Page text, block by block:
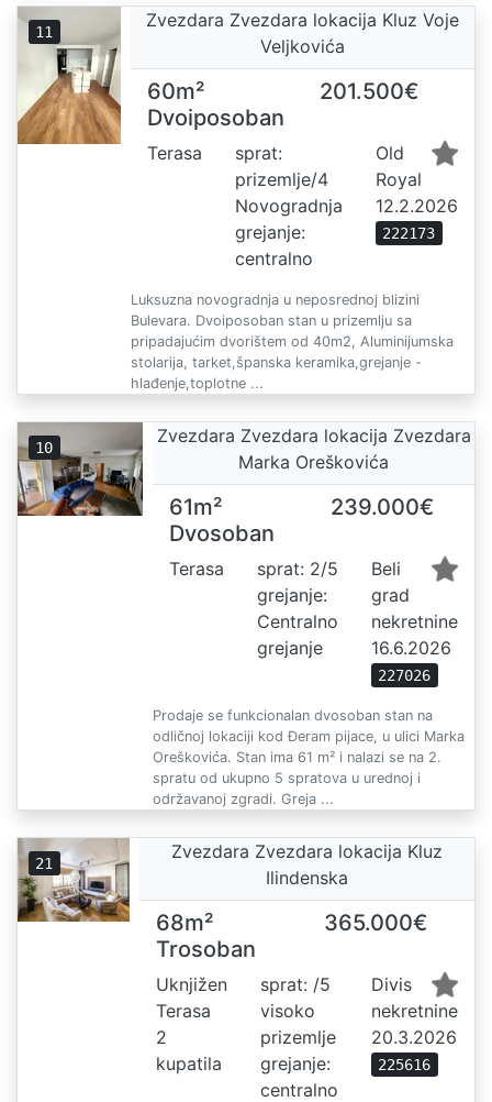
11
Zvezdara Zvezdara lokacija Kluz Voje
Veljkovića
60m²
Dvoiposoban
201.500€
Terasa
sprat:
prizemlje/4
Novogradnja
grejanje:
centralno
Old
Royal
12.2.2026
222173
Luksuzna novogradnja u neposrednoj blizini
Bulevara. Dvoiposoban stan u prizemlju sa
pripadajućim dvorištem od 40m2, Aluminijumska
stolarija, tarket,španska keramika,grejanje -
hlađenje,toplotne ...
10
Zvezdara Zvezdara lokacija Zvezdara
Marka Oreškovića
61m²
Dvosoban
239.000€
Terasa
sprat: 2/5
grejanje:
Centralno
grejanje
Beli
grad
nekretnine
16.6.2026
227026
Prodaje se funkcionalan dvosoban stan na
odličnoj lokaciji kod Đeram pijace, u ulici Marka
Oreškovića. Stan ima 61 m² i nalazi se na 2.
spratu od ukupno 5 spratova u urednoj i
održavanoj zgradi. Greja ...
21
Zvezdara Zvezdara lokacija Kluz
Ilindenska
68m²
Trosoban
365.000€
Uknjižen
Terasa
2
kupatila
sprat: /5
visoko
prizemlje
grejanje:
centralno
Divis
nekretnine
20.3.2026
225616